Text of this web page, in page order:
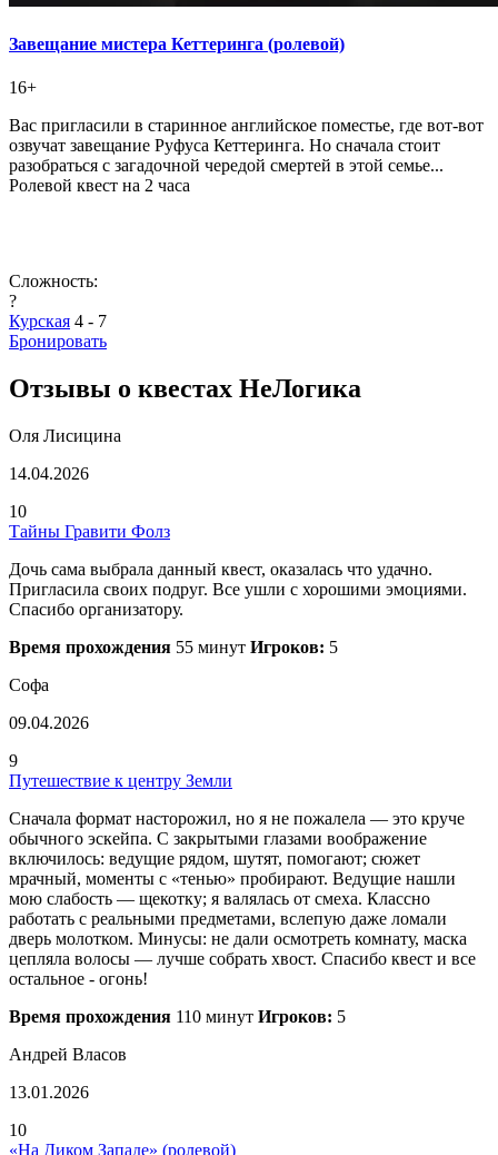
Завещание мистера Кеттеринга (ролевой)
16+
Вас пригласили в старинное английское поместье, где вот-вот
озвучат завещание Руфуса Кеттеринга. Но сначала стоит
разобраться с загадочной чередой смертей в этой семье...
Ролевой квест на 2 часа
Сложность:
?
Курская 4 - 7
Бронировать
Отзывы о квестах НеЛогика
Оля Лисицина
14.04.2026
10
Тайны Гравити Фолз
Дочь сама выбрала данный квест, оказалась что удачно.
Пригласила своих подруг. Все ушли с хорошими эмоциями.
Спасибо организатору.
Время прохождения 55 минут Игроков: 5
Софа
09.04.2026
9
Путешествие к центру Земли
Сначала формат насторожил, но я не пожалела — это круче
обычного эскейпа. С закрытыми глазами воображение
включилось: ведущие рядом, шутят, помогают; сюжет
мрачный, моменты с «тенью» пробирают. Ведущие нашли
мою слабость — щекотку; я валялась от смеха. Классно
работать с реальными предметами, вслепую даже ломали
дверь молотком. Минусы: не дали осмотреть комнату, маска
цепляла волосы — лучше собрать хвост. Спасибо квест и все
остальное - огонь!
Время прохождения 110 минут Игроков: 5
Андрей Власов
13.01.2026
10
«На Диком Западе» (ролевой)